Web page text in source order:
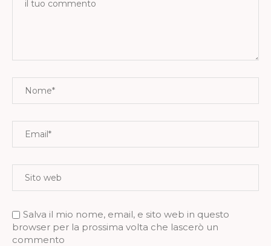
Salva il mio nome, email, e sito web in questo
browser per la prossima volta che lascerò un
commento